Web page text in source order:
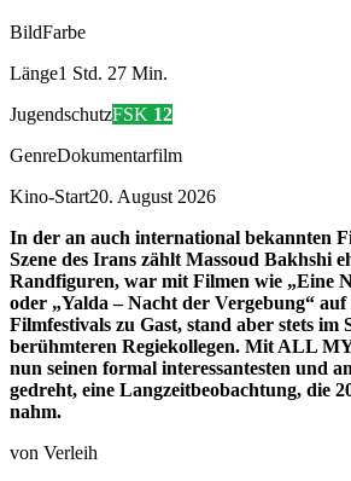
BildFarbe
Länge1 Std. 27 Min.
JugendschutzFSK 12
GenreDokumentarfilm
Kino-Start20. August 2026
In der an auch international bekannten
Szene des Irans zählt Massoud Bakhshi
Randfiguren, war mit Filmen wie „Eine
oder „Yalda – Nacht der Vergebung“
Filmfestivals zu Gast, stand aber stets im
berühmteren Regiekollegen. Mit ALL
nun seinen formal interessantesten und
gedreht, eine Langzeitbeobachtung, die
nahm.
von Verleih